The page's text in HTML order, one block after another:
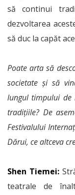
să continui
dezvoltarea
să duc la capăt
Poate arta să
societate și să
lungul timpului de
tradițiile? De
Festivalului
Dărui, ce altceva
Shen Tiemei:
teatrale de